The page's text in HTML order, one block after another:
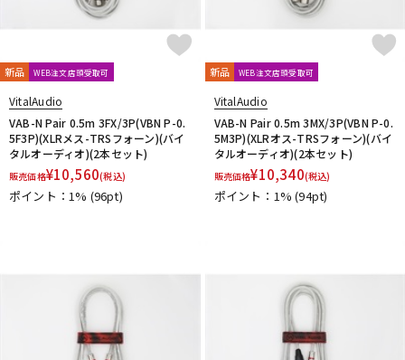
新品 WEB注文店頭受取可
VitalAudio
VAB-N Pair 0.5m 3FX/3P(VBN P-0.
5F3P)(XLRメス-TRSフォーン)(バイ
タルオーディオ)(2本セット)
販売価格¥10,560(税込)
ポイント：1% (96pt)
新品 WEB注文店頭受取可
VitalAudio
VAB-N Pair 0.5m 3MX/3P(VBN P-0.
5M3P)(XLRオス-TRSフォーン)(バイ
タルオーディオ)(2本セット)
販売価格¥10,340(税込)
ポイント：1%(94pt)